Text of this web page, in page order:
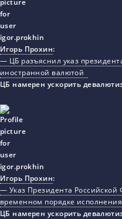
Игорь Прохин:
— ЦБ разъяснил указ
иностранной валютой
ЦБ намерен ускорить
Игорь Прохин:
— Указ Президента
временном порядке
ЦБ намерен ускорить